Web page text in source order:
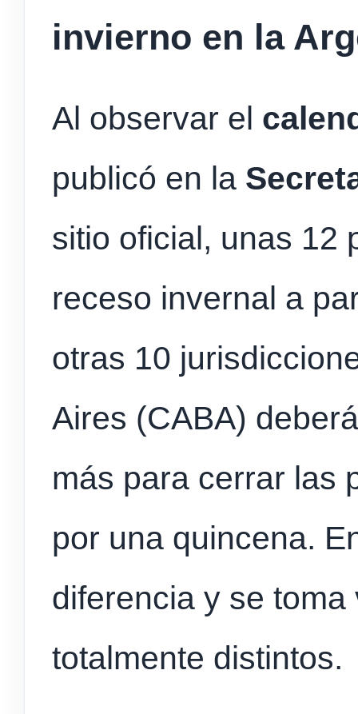
invierno en la
Al observar el
publicó en la
sitio oficial, unas 12
receso invernal a
otras 10
Aires (CABA)
más para cerrar las
por una quincena.
diferencia y se
totalmente distintos.